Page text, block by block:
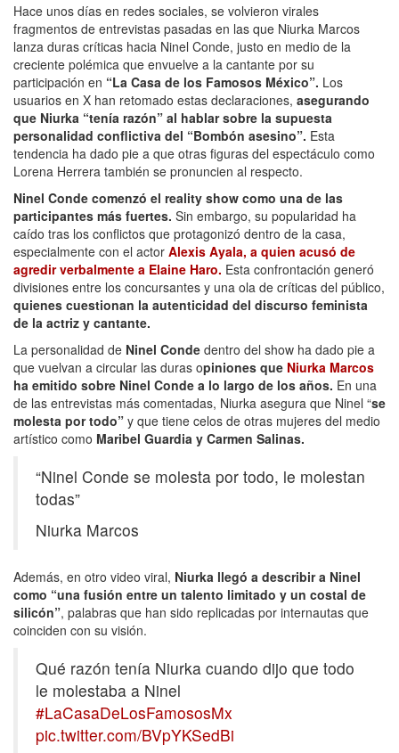
Hace unos días en redes sociales, se volvieron virales
fragmentos de entrevistas pasadas en las que Niurka Marcos
lanza duras críticas hacia Ninel Conde, justo en medio de la
creciente polémica que envuelve a la cantante por su
participación en “La Casa de los Famosos México”. Los
usuarios en X han retomado estas declaraciones, asegurando
que Niurka “tenía razón” al hablar sobre la supuesta
personalidad conflictiva del “Bombón asesino”. Esta
tendencia ha dado pie a que otras figuras del espectáculo como
Lorena Herrera también se pronuncien al respecto.
Ninel Conde comenzó el reality show como una de las
participantes más fuertes. Sin embargo, su popularidad ha
caído tras los conflictos que protagonizó dentro de la casa,
especialmente con el actor Alexis Ayala, a quien acusó de
agredir verbalmente a Elaine Haro. Esta confrontación generó
divisiones entre los concursantes y una ola de críticas del público,
quienes cuestionan la autenticidad del discurso feminista
de la actriz y cantante.
La personalidad de Ninel Conde dentro del show ha dado pie a
que vuelvan a circular las duras opiniones que Niurka Marcos
ha emitido sobre Ninel Conde a lo largo de los años. En una
de las entrevistas más comentadas, Niurka asegura que Ninel “se
molesta por todo” y que tiene celos de otras mujeres del medio
artístico como Maribel Guardia y Carmen Salinas.
“Ninel Conde se molesta por todo, le molestan
todas”
Niurka Marcos
Además, en otro video viral, Niurka llegó a describir a Ninel
como “una fusión entre un talento limitado y un costal de
silicón”, palabras que han sido replicadas por internautas que
coinciden con su visión.
Qué razón tenía Niurka cuando dijo que todo
le molestaba a Ninel
#LaCasaDeLosFamososMx
pic.twitter.com/BVpYKSedBi